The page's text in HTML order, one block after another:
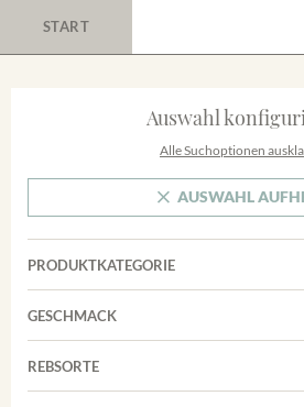
START
Auswahl
Alle Suchoptionen
AUSWAHL
PRODUKTKATEGORIE
Cuvées
Rosé
GESCHMACK
Trocken
REBSORTE
Chardonnay